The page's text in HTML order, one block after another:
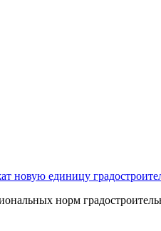
новую единицу
норм